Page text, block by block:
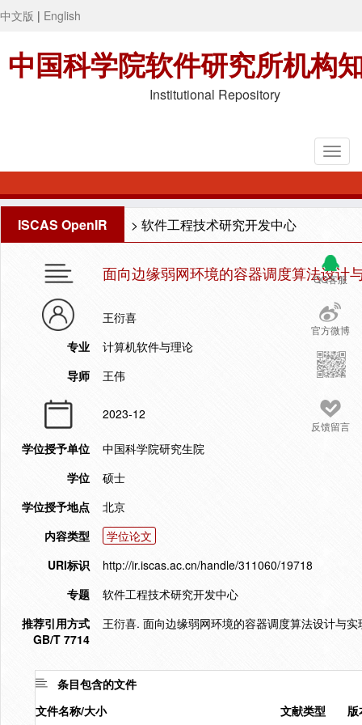
中文版 | English
中国科学院软件研究所机构
Institutional Repository
ISCAS OpenIR > 软件工程技术研究开发中心
QQ客服
官方微博
反馈留言
面向边缘弱网环境的容器调度算法设计
王衍喜
专业
计算机软件与理论
导师
王伟
2023-12
学位授予单位
中国科学院研究生院
学位
硕士
学位授予地点
北京
内容类型
学位论文
URI标识
http://ir.iscas.ac.cn/handle/311060/19718
专题
软件工程技术研究开发中心
推荐引用方式
GB/T 7714
王衍喜. 面向边缘弱网环境的容器调度算法设计与
条目包含的文件
文件名称/大小
文献类型 版